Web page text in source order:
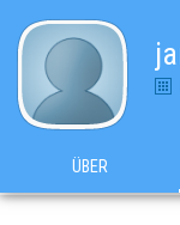
ÜBER